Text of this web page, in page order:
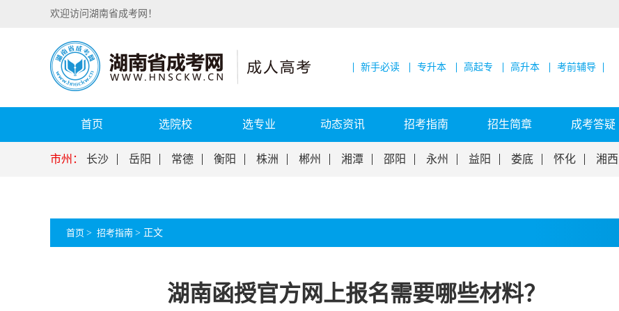
欢迎访问湖南省成考网！
新手必读 专升本 高起专 高升本 考前辅导
首页 选院校 选专业 动态资讯 招考指南 招生简章 成考答疑
市州： 长沙 岳阳 常德 衡阳 株洲 郴州 湘潭 邵阳 永州 益阳 娄底 怀化 湘西
首页 > 招考指南 > 正文
湖南函授官方网上报名需要哪些材料？